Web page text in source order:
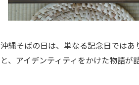
沖縄そばの日は、単なる記念日では
と、アイデンティティをかけた物語が